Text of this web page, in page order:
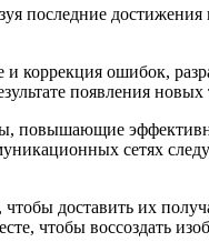
последние достижения
коррекция ошибок,
появления новых
повышающие
сетях
чтобы доставить их
чтобы воссоздать